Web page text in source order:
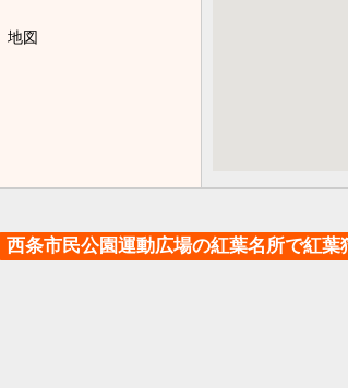
地図
西条市民公園運動広場の紅葉名所で紅